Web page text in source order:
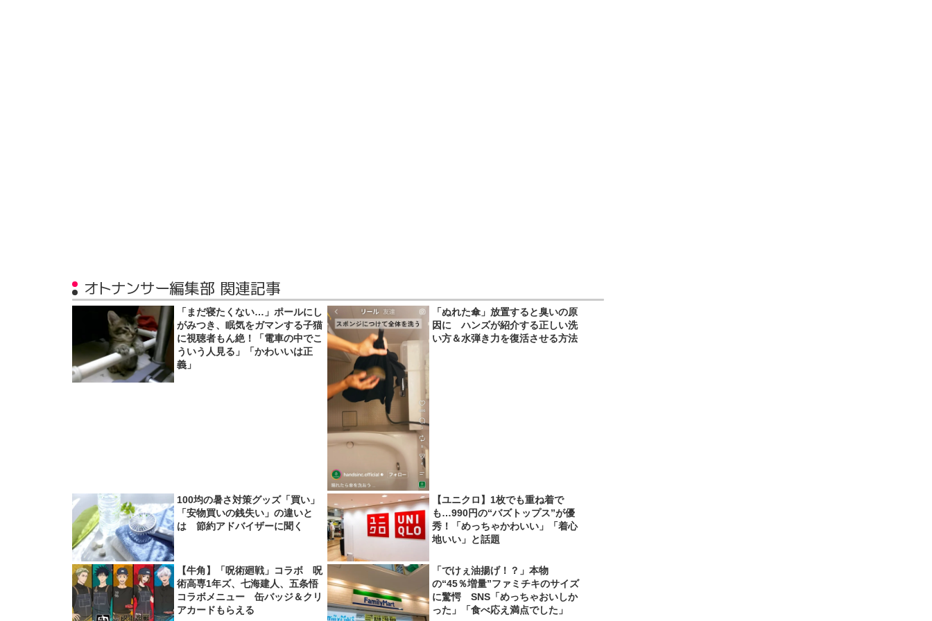
オトナンサー編集部 関連記事
「まだ寝たくない…」ポールにし
がみつき、眠気をガマンする子猫
に視聴者もん絶！「電車の中でこ
ういう人見る」「かわいいは正
義」
「ぬれた傘」放置すると臭いの原
因に ハンズが紹介する正しい洗
い方＆水弾き力を復活させる方法
100均の暑さ対策グッズ「買い」
「安物買いの銭失い」の違いと
は 節約アドバイザーに聞く
【ユニクロ】1枚でも重ね着で
も…990円の“バズトップス”が優
秀！「めっちゃかわいい」「着心
地いい」と話題
【牛角】「呪術廻戦」コラボ 呪
術高専1年ズ、七海建人、五条悟
コラボメニュー 缶バッジ＆クリ
アカードもらえる
「でけぇ油揚げ！？」本物
の“45％増量”ファミチキのサイズ
に驚愕 SNS「めっちゃおいしか
った」「食べ応え満点でした」